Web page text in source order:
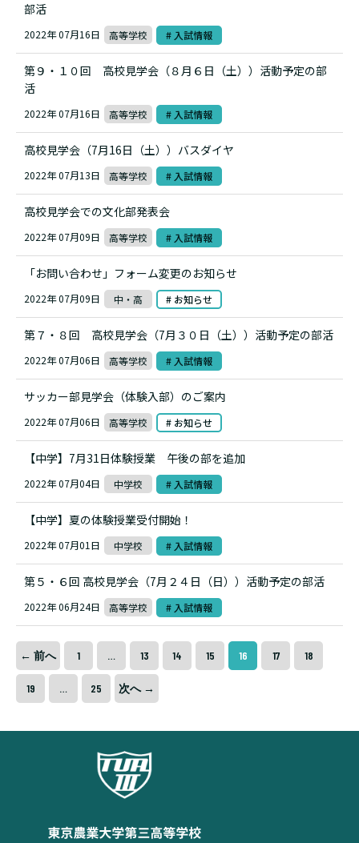
部活
2022年 07月16日 高等学校 # 入試情報
第９・１０回 高校見学会（８月６日（土））活動予定の部
活
2022年 07月16日 高等学校 # 入試情報
高校見学会（7月16日（土））バスダイヤ
2022年 07月13日 高等学校 # 入試情報
高校見学会での文化部発表会
2022年 07月09日 高等学校 # 入試情報
「お問い合わせ」フォーム変更のお知らせ
2022年 07月09日 中・高 # お知らせ
第７・８回 高校見学会（7月３０日（土））活動予定の部活
2022年 07月06日 高等学校 # 入試情報
サッカー部見学会（体験入部）のご案内
2022年 07月06日 高等学校 # お知らせ
【中学】7月31日体験授業 午後の部を追加
2022年 07月04日 中学校 # 入試情報
【中学】夏の体験授業受付開始！
2022年 07月01日 中学校 # 入試情報
第５・６回 高校見学会（7月２４日（日））活動予定の部活
2022年 06月24日 高等学校 # 入試情報
← 前へ 1 … 13 14 15 16 17 18
19 … 25 次へ →